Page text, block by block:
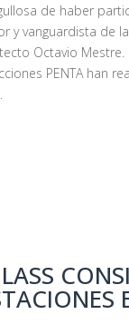
de haber
y vanguardista de
Octavio Mestre.
PENTA han